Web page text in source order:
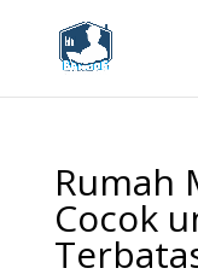
Rumah
Cocok